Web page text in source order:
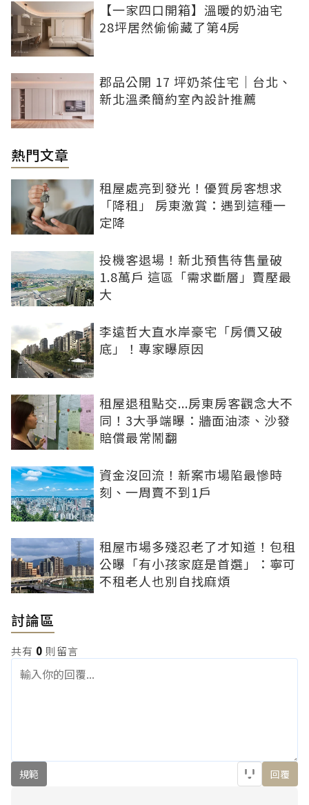
【一家四口開箱】溫暖的奶油宅
28坪居然偷偷藏了第4房
郡品公開 17 坪奶茶住宅｜台北、
新北溫柔簡約室內設計推薦
熱門文章
租屋處亮到發光！優質房客想求
「降租」 房東激賞：遇到這種一
定降
投機客退場！新北預售待售量破
1.8萬戶 這區「需求斷層」賣壓最
大
李遠哲大直水岸豪宅「房價又破
底」！專家曝原因
租屋退租點交...房東房客觀念大不
同！3大爭端曝：牆面油漆、沙發
賠償最常鬧翻
資金沒回流！新案市場陷最慘時
刻、一周賣不到1戶
租屋市場多殘忍老了才知道！包租
公曝「有小孩家庭是首選」：寧可
不租老人也別自找麻煩
討論區
共有 0 則留言
規範 回覆